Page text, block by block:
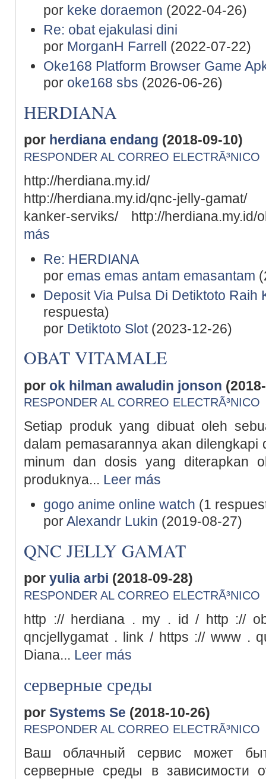
por keke doraemon (2022-04-26)
Re: obat ejakulasi dini
por MorganH Farrell (2022-07-22)
Oke168 Platform Browser Game
por oke168 sbs (2026-06-26)
HERDIANA
por herdiana endang (2018-09-10)
RESPONDER AL CORREO ELECTRÃ³NICO
http://herdiana.my.id/
http://herdiana.my.id/qnc-jelly-
kanker-serviks/ http://
más
Re: HERDIANA
por emas emas antam emasantam
Deposit Via Pulsa Di Detiktoto Raih
respuesta)
por Detiktoto Slot(2023-12-26)
OBAT VITAMALE
por ok hilman awaludin jonson
RESPONDER AL CORREO ELECTRÃ³NICO
Setiap produk yang dibuat oleh
dalam pemasarannya akan dilengkapi
minum dan dosis yang diterapkan
produknya... Leer más
gogo anime online watch (1
porAlexandr Lukin (2019-08-27)
QNC JELLY GAMAT
por yulia arbi (2018-09-28)
RESPONDER AL CORREO ELECTRÃ³NICO
http :// herdiana . my . id / http ://
qncjellygamat . link / https :// www .
Diana... Leer más
серверные среды
por Systems Se (2018-10-26)
RESPONDER AL CORREO ELECTRÃ³NICO
Ваш облачный сервис может
серверные среды в зависимости